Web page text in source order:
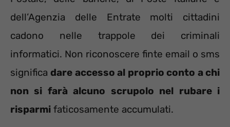
dell’Agenzia delle Entrate molti cittadini
cadono nelle trappole dei criminali
informatici. Non riconoscere finte email o sms
significa dare accesso al proprio conto a chi
non si farà alcuno scrupolo nel rubare i
risparmi faticosamente accumulati.